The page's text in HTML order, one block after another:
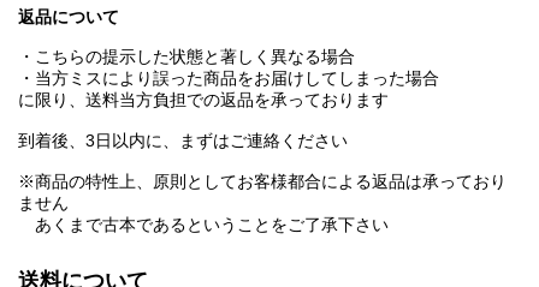
返品について
・こちらの提示した状態と著しく異なる場合
・当方ミスにより誤った商品をお届けしてしまった場合
に限り、送料当方負担での返品を承っております
到着後、3日以内に、まずはご連絡ください
※商品の特性上、原則としてお客様都合による返品は承っており
ません
あくまで古本であるということをご了承下さい
送料について